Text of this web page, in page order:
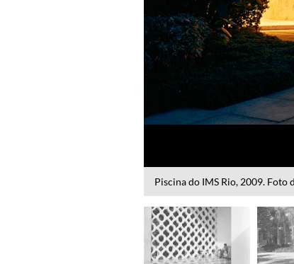
Vista do Rio Rainha e do